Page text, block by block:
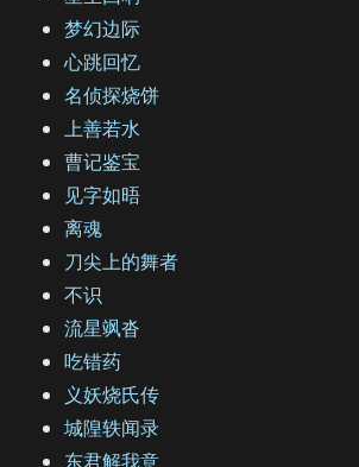
梦幻边际
心跳回忆
名侦探烧饼
上善若水
曹记鉴宝
见字如晤
离魂
刀尖上的舞者
不识
流星飒沓
吃错药
义妖烧氏传
城隍轶闻录
东君解我意